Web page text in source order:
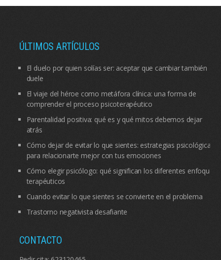
ÚLTIMOS ARTÍCULOS
El duelo por quien solías ser: aceptar que cambiar también
duele
El viaje del héroe como metáfora clínica: una forma de
comprender el proceso psicoterapéutico
Parentalidad positiva: qué es y qué mitos debemos dejar
atrás
Cómo dejar de evitar lo que sientes: estrategias psicológicas
para relacionarte mejor con tus emociones
Cómo elegir psicólogo: qué significan los diferentes enfoques
terapéuticos
Cuando evitar lo que sientes se convierte en el problema
Trastorno negativista desafiante
CONTACTO